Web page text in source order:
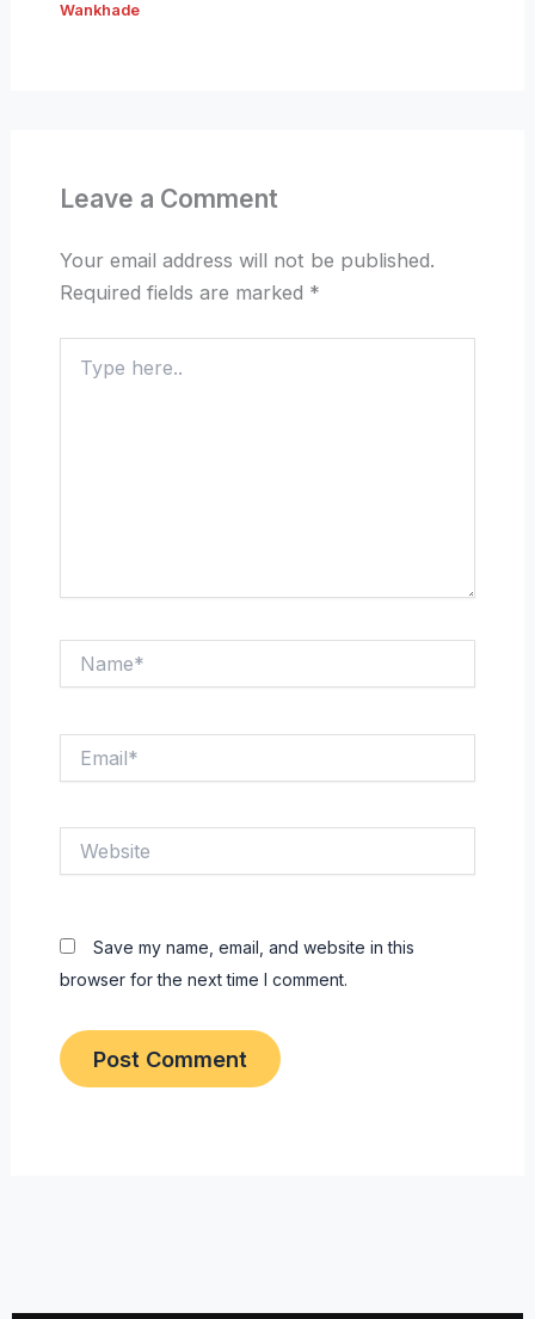
Wankhade
Leave a Comment
Your email address will not be published.
Required fields are marked *
here..
Save my name, email, and website in this
browser for the next time I comment.